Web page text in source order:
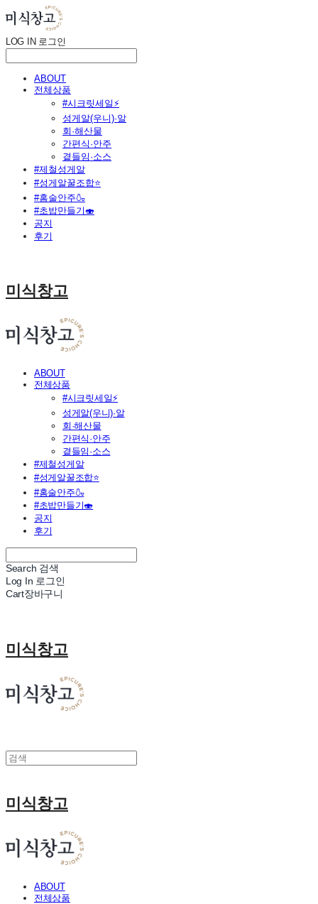
LOG IN 로그인
ABOUT
전체상품
#시크릿세일⚡
성게알(우니)·알
회·해산물
간편식·안주
곁들임·소스
#제철성게알
#성게알꿀조합⭐
#홈술안주🍶
#초밥만들기🍣
공지
후기
미식창고
ABOUT
전체상품
#시크릿세일⚡
성게알(우니)·알
회·해산물
간편식·안주
곁들임·소스
#제철성게알
#성게알꿀조합⭐
#홈술안주🍶
#초밥만들기🍣
공지
후기
Search 검색
Log In 로그인
Cart장바구니
미식창고
미식창고
ABOUT
전체상품